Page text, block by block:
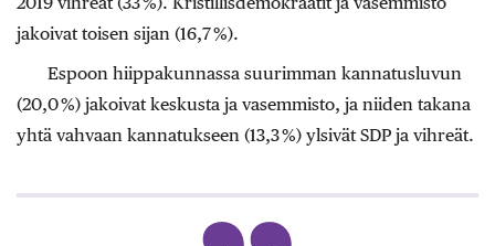
jakoivat toisen sijan (16,7 %).
Espoon hiippakunnassa suurimman kannatusluvun
(20,0 %) jakoivat keskusta ja vasemmisto, ja niiden takana
yhtä vahvaan kannatukseen (13,3 %) ylsivät SDP ja vihreät.